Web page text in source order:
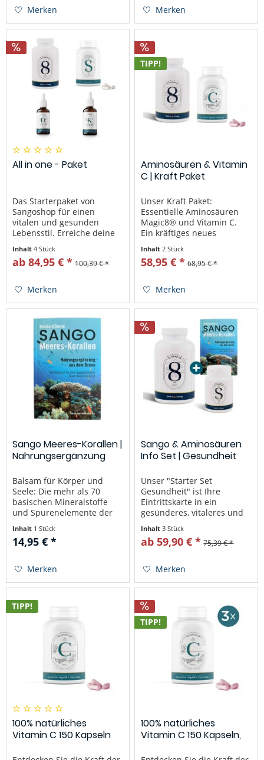
Vitamin D3 und...
Merken
wirksame Mix-Kombination
aus d3+k2 ist optimal für
Knochen,...
Merken
All in one - Paket
Das Starterpaket von
Sangoshop für einen
vitalen und gesunden
Lebensstil. Erreiche deine
Paket starke Prozente %
sparen und loslegen! Für
gesundheitsbewussten
Menschen, der seinen...
Inhalt4 Stück
ab 84,95 € * 100,39 € *
Merken
TIPP!
Aminosäuren & Vitamin
C | Kraft Paket
Unser Kraft Paket:
Essentielle Aminosäuren
Magic8® und Vitamin C.
Ein kräftiges neues
Magic8® Aminosäuren
(EAA): Magic8® vereint die
MAP Aminosäuren .
Aminosäuren sind...
Inhalt 2 Stück
58,95 € * 68,95 € *
Merken
Sango Meeres-Korallen |
Nahrungsergänzung
Balsam für Körper und
Seele: Die mehr als 70
basischen Mineralstoffe
und Spurenelemente der
Stress geprägte
Lebensweise, Mineralstoff-
unserer Lebensmittel und
Ernährungsmängel
laugen...
Inhalt 1 Stück
14,95 € *
Merken
Sango & Aminosäuren
Info Set | Gesundheit
Unser "Starter Set
Gesundheit" ist Ihre
Eintrittskarte in ein
gesünderes, vitaleres und
umfassende Paket vereint
unsere beliebtesten
Set, um Ihnen einen
einfachen Einstieg in die...
Inhalt3 Stück
ab 59,90 € * 75,39 € *
Merken
TIPP!
100% natürliches
Vitamin C 150 Kapseln
TIPP!
100% natürliches
Vitamin C 150 Kapseln,